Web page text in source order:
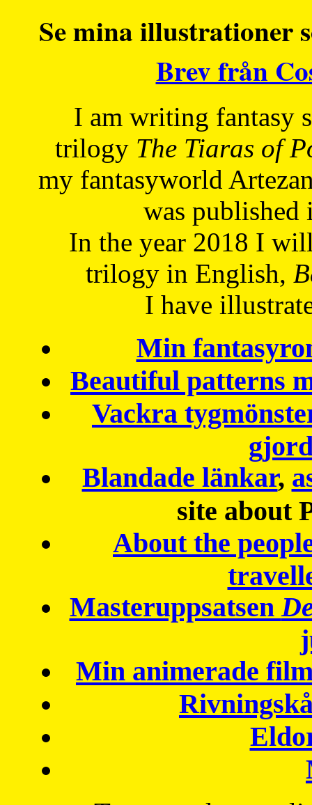
Se mina illustrationer
Brev från
I am writing fantasy
trilogy The Tiaras of
my fantasyworld
was published
In the year 2018 I
trilogy in English,
I have
Min
Beautiful patterns
Vackra
Blandade länkar,
site about
About the
Masteruppsatsen
Min animerade